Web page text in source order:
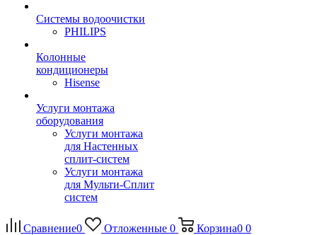
Системы водоочистки
PHILIPS
Колонные
кондиционеры
Hisense
Услуги монтажа
оборудования
Услуги монтажа
для Настенных
сплит-систем
Услуги монтажа
для Мульти-Сплит
систем
Сравнение0 Отложенные 0 Корзина0 0